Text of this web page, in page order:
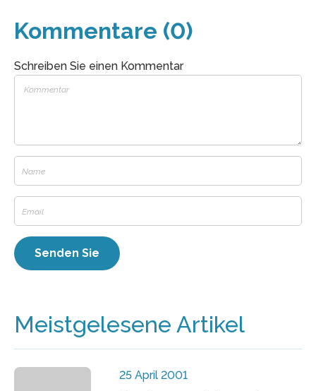
Kommentare (0)
Schreiben Sie einen Kommentar
Meistgelesene Artikel
25 April 2001